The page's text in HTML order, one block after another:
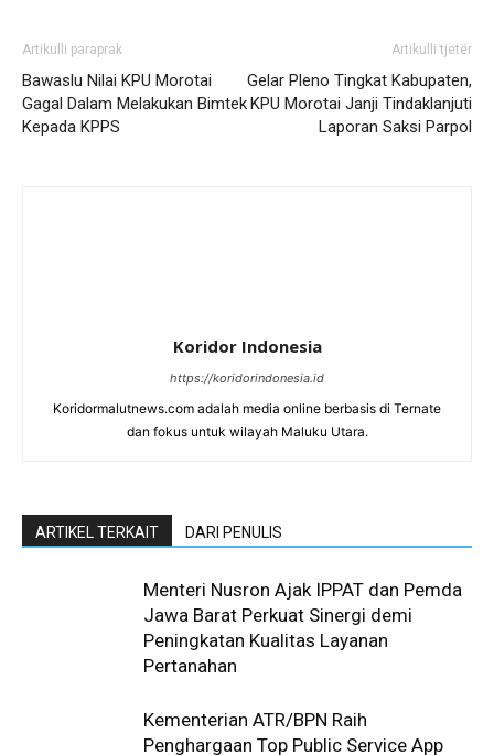
Artikulli paraprak
Bawaslu Nilai KPU Morotai
Gagal Dalam Melakukan Bimtek
Kepada KPPS
Artikulli tjetër
Gelar Pleno Tingkat Kabupaten,
KPU Morotai Janji Tindaklanjuti
Laporan Saksi Parpol
Koridor Indonesia
https://koridorindonesia.id
Koridormalutnews.com adalah media online berbasis di Ternate
dan fokus untuk wilayah Maluku Utara.
ARTIKEL TERKAIT DARI PENULIS
Menteri Nusron Ajak IPPAT dan Pemda
Jawa Barat Perkuat Sinergi demi
Peningkatan Kualitas Layanan
Pertanahan
Kementerian ATR/BPN Raih
Penghargaan Top Public Service App